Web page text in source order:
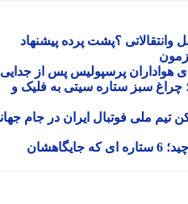
؟پشت پرده پیشنهاد
پرسپولیس پس از جدایی
سبز ستاره سیتی به فلیک و
ملی فوتبال ایران در جام جهانی
مورینیو ترکیب رؤیایی رئال را چید؛ 6 ستاره ای که جایگاهشان